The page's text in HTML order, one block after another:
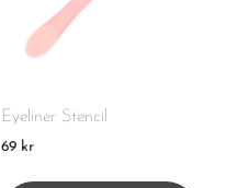
Eyeliner Stencil
69 kr